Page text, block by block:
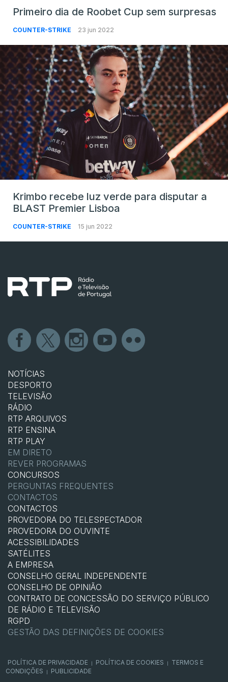
Primeiro dia de Roobet Cup sem surpresas
COUNTER-STRIKE 23 jun 2022
Krimbo recebe luz verde para disputar a
BLAST Premier Lisboa
COUNTER-STRIKE 15 jun 2022
NOTÍCIAS
DESPORTO
TELEVISÃO
RÁDIO
RTP ARQUIVOS
RTP ENSINA
RTP PLAY
EM DIRETO
REVER PROGRAMAS
CONCURSOS
PERGUNTAS FREQUENTES
CONTACTOS
CONTACTOS
PROVEDORA DO TELESPECTADOR
PROVEDORA DO OUVINTE
ACESSIBILIDADES
SATÉLITES
A EMPRESA
CONSELHO GERAL INDEPENDENTE
CONSELHO DE OPINIÃO
CONTRATO DE CONCESSÃO DO SERVIÇO PÚBLICO
DE RÁDIO E TELEVISÃO
RGPD
GESTÃO DAS DEFINIÇÕES DE COOKIES
POLÍTICA DE PRIVACIDADE POLÍTICA DE COOKIES
TERMOS E
CONDIÇÕES
PUBLICIDADE